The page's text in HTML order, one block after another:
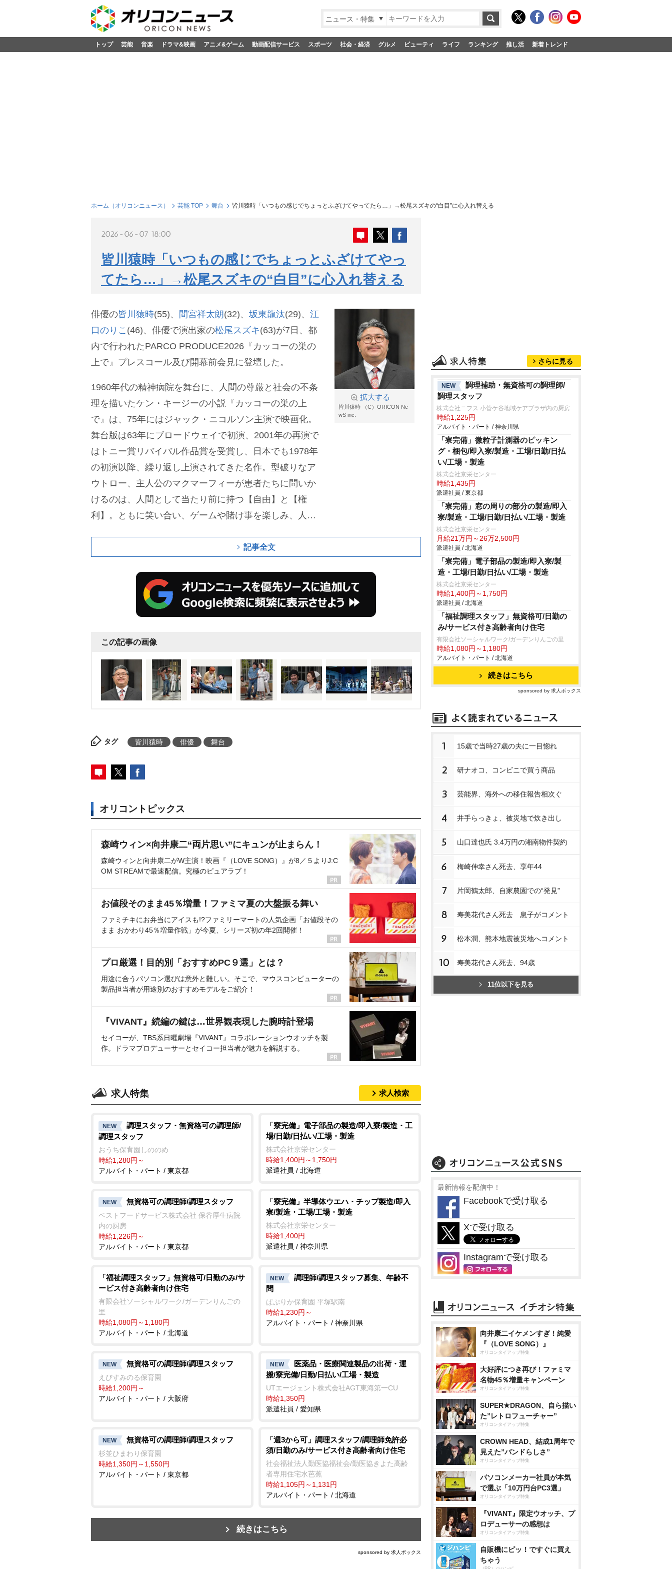
ニュース・特集
トップ 芸能 音楽 ドラマ&映画 アニメ&ゲーム 動画配信サービス スポーツ 社会・経済 グルメ ビューティ ライフ ランキング 推し活 新着トレンド
ホーム（オリコンニュース） 芸能 TOP 舞台 皆川猿時「いつもの感じでちょっとふざけてやってたら…」→松尾スズキの“白目”に心入れ替える
2026-06-07 18:00
皆川猿時「いつもの感じでちょっとふざけてやっ
てたら…」→松尾スズキの“白目”に心入れ替える
拡大する
皆川猿時 （C）ORICON Ne
wS inc.
俳優の皆川猿時(55)、 間宮祥太朗 (32)、 坂東龍汰(29)、 江
口のりこ (46)、俳優で演出家の松尾スズキ(63)が7日、都
内で行われたPARCO PRODUCE2026『カッコーの巣の
上で』プレスコール及び開幕前会見に登壇した。
1960年代の精神病院を舞台に、人間の尊厳と社会の不条
理を描いたケン・キージーの小説『カッコーの巣の上
で』は、75年にはジャック・ニコルソン主演で映画化。
舞台版は63年にブロードウェイで初演、2001年の再演で
はトニー賞リバイバル作品賞を受賞し、日本でも1978年
の初演以降、繰り返し上演されてきた名作。型破りなア
ウトロー、主人公のマクマーフィーが患者たちに問いか
けるのは、人間として当たり前に持つ【自由】と【権
利】。ともに笑い合い、ゲームや賭け事を楽しみ、人生
てしかるべき【権利】を求めること。マクマーフィーの
た心を解き放ち、また人間の尊厳を取り戻すため奮闘す
るその姿は、大きな共感とともに胸を打つ。
記事全文
この記事の画像
タグ 皆川猿時 俳優 舞台
オリコントピックス
森崎ウィン×向井康二“両片思い”にキュンが止まらん！
森崎ウィンと向井康二がW主演！映画『（LOVE SONG）』が8／５よりJ:C
OM STREAMで最速配信。究極のピュアラブ！
お値段そのまま45％増量！ファミマ夏の大盤振る舞い
ファミチキにお弁当にアイスも!?ファミリーマートの人気企画「お値段その
まま おかわり45％増量作戦」が今夏、シリーズ初の年2回開催！
プロ厳選！目的別「おすすめPC９選」とは？
用途に合うパソコン選びは意外と難しい。そこで、マウスコンピューターの
製品担当者が用途別のおすすめモデルをご紹介！
『VIVANT』続編の鍵は…世界観表現した腕時計登場
セイコーが、TBS系日曜劇場『VIVANT』コラボレーションウオッチを製
作。ドラマプロデューサーとセイコー担当者が魅力を解説する。
求人特集 求人検索
NEW
調理スタッフ・無資格可の調理師/
調理スタッフ
おうち保育園しののめ
時給1,280円～
アルバイト・パート / 東京都
「寮完備」電子部品の製造/即入寮/製造・工
場/日勤/日払い/工場・製造
株式会社京栄センター
時給1,400円～1,750円
派遣社員 / 北海道
NEW 無資格可の調理師/調理スタッフ
ベストフードサービス株式会社 保谷厚生病院
内の厨房
時給1,226円～
アルバイト・パート / 東京都
「寮完備」半導体ウエハ・チップ製造/即入
寮/製造・工場/工場・製造
株式会社京栄センター
時給1,400円
派遣社員 / 神奈川県
「福祉調理スタッフ」無資格可/日勤のみ/サ
ービス付き高齢者向け住宅
有限会社ソーシャルワーク/ガーデンりんごの
里
時給1,080円～1,180円
アルバイト・パート / 北海道
NEW
調理師/調理スタッフ募集、年齢不
問
ぱぷりか保育園 平塚駅南
時給1,230円～
アルバイト・パート / 神奈川県
NEW 無資格可の調理師/調理スタッフ
えびすみのる保育園
時給1,200円～
アルバイト・パート / 大阪府
NEW
医薬品・医療関連製品の出荷・運
搬/寮完備/日勤/日払い/工場・製造
UTエージェント株式会社AGT東海第一CU
時給1,350円
派遣社員 / 愛知県
NEW 無資格可の調理師/調理スタッフ
杉並ひまわり保育園
時給1,350円～1,550円
アルバイト・パート / 東京都
「週3から可」調理スタッフ/調理師免許必
須/日勤のみ/サービス付き高齢者向け住宅
社会福祉法人勤医協福祉会/勤医協きよた高齢
者専用住宅水芭蕉
時給1,105円～1,131円
アルバイト・パート / 北海道
続きはこちら
sponsored by 求人ボックス
さらに見る
NEW
調理補助・無資格可の調理師/
調理スタッフ
株式会社ニフス 小菅ケ谷地域ケアプラザ内の厨房
時給1,225円
アルバイト・パート / 神奈川県
「寮完備」微粒子計測器のピッキン
グ・梱包/即入寮/製造・工場/日勤/日払
い/工場・製造
株式会社京栄センター
時給1,435円
派遣社員 / 東京都
「寮完備」窓の周りの部分の製造/即入
寮/製造・工場/日勤/日払い/工場・製造
株式会社京栄センター
月給21万円～26万2,500円
派遣社員 / 北海道
「寮完備」電子部品の製造/即入寮/製
造・工場/日勤/日払い/工場・製造
株式会社京栄センター
時給1,400円～1,750円
派遣社員 / 北海道
「福祉調理スタッフ」無資格可/日勤の
み/サービス付き高齢者向け住宅
有限会社ソーシャルワーク/ガーデンりんごの里
時給1,080円～1,180円
アルバイト・パート / 北海道
続きはこちら
sponsored by 求人ボックス
1 15歳で当時27歳の夫に一目惚れ
2 研ナオコ、コンビニで買う商品
3 芸能界、海外への移住報告相次ぐ
4 井手らっきょ、被災地で炊き出し
5 山口達也氏 3.4万円の湘南物件契約
6 梅崎伸幸さん死去、享年44
7 片岡鶴太郎、自家農園での“発見”
8 寿美花代さん死去 息子がコメント
9 松本潤、熊本地震被災地へコメント
10 寿美花代さん死去、94歳
11位以下を見る
最新情報を配信中！
Facebookで受け取る
Xで受け取る
Instagramで受け取る
向井康二イケメンすぎ！純愛
『（LOVE SONG）』
オリコンタイアップ特集
大好評につき再び！ファミマ
名物45％増量キャンペーン
オリコンタイアップ特集
SUPER★DRAGON、自ら描い
た”レトロフューチャー”
オリコンタイアップ特集
CROWN HEAD、結成1周年で
見えた”バンドらしさ”
オリコンタイアップ特集
パソコンメーカー社員が本気
で選ぶ「10万円台PC3選」
オリコンタイアップ特集
『VIVANT』限定ウオッチ、プ
ロデューサーの感想は
オリコンタイアップ特集
自販機にピッ！ですぐに買え
ちゃう